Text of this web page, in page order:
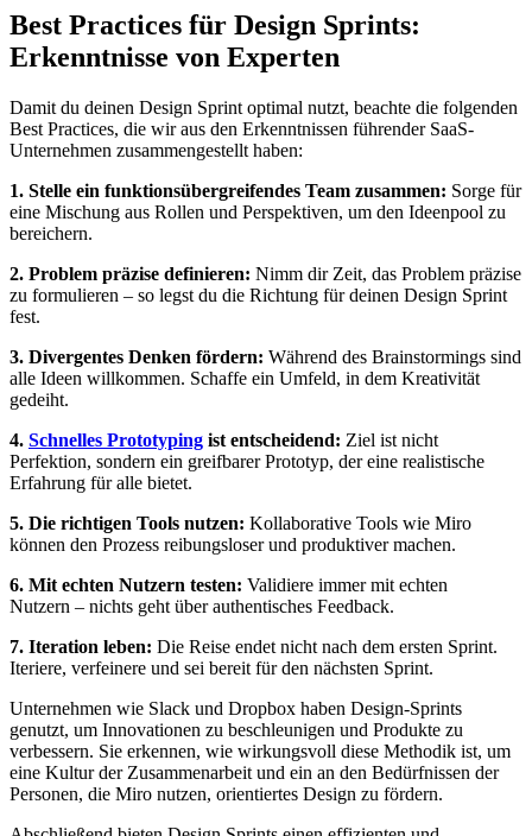
Best Practices für Design Sprints:
Erkenntnisse von Experten
Damit du deinen Design Sprint optimal nutzt, beachte die folgenden
Best Practices, die wir aus den Erkenntnissen führender SaaS-
Unternehmen zusammengestellt haben:
1. Stelle ein funktionsübergreifendes Team zusammen: Sorge für
eine Mischung aus Rollen und Perspektiven, um den Ideenpool zu
bereichern.
2. Problem präzise definieren: Nimm dir Zeit, das Problem präzise
zu formulieren – so legst du die Richtung für deinen Design Sprint
fest.
3. Divergentes Denken fördern: Während des Brainstormings sind
alle Ideen willkommen. Schaffe ein Umfeld, in dem Kreativität
gedeiht.
4. Schnelles Prototyping ist entscheidend: Ziel ist nicht
Perfektion, sondern ein greifbarer Prototyp, der eine realistische
Erfahrung für alle bietet.
5. Die richtigen Tools nutzen: Kollaborative Tools wie Miro
können den Prozess reibungsloser und produktiver machen.
6. Mit echten Nutzern testen: Validiere immer mit echten
Nutzern – nichts geht über authentisches Feedback.
7. Iteration leben: Die Reise endet nicht nach dem ersten Sprint.
Iteriere, verfeinere und sei bereit für den nächsten Sprint.
Unternehmen wie Slack und Dropbox haben Design-Sprints
genutzt, um Innovationen zu beschleunigen und Produkte zu
verbessern. Sie erkennen, wie wirkungsvoll diese Methodik ist, um
eine Kultur der Zusammenarbeit und ein an den Bedürfnissen der
Personen, die Miro nutzen, orientiertes Design zu fördern.